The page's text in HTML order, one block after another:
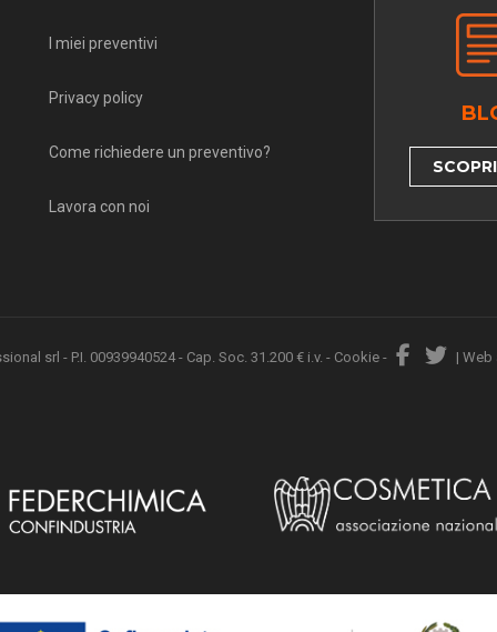
I miei preventivi
Privacy policy
Come richiedere un preventivo?
Lavora con noi
srl - P.I. 00939940524 - Cap. Soc. 31.200 € i.v. - Cookie - | Web